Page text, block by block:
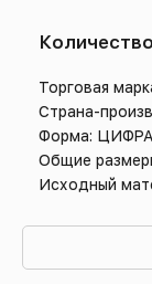
Торговая
Страна-
Форма: ЦИФРА
Общие
Исходный